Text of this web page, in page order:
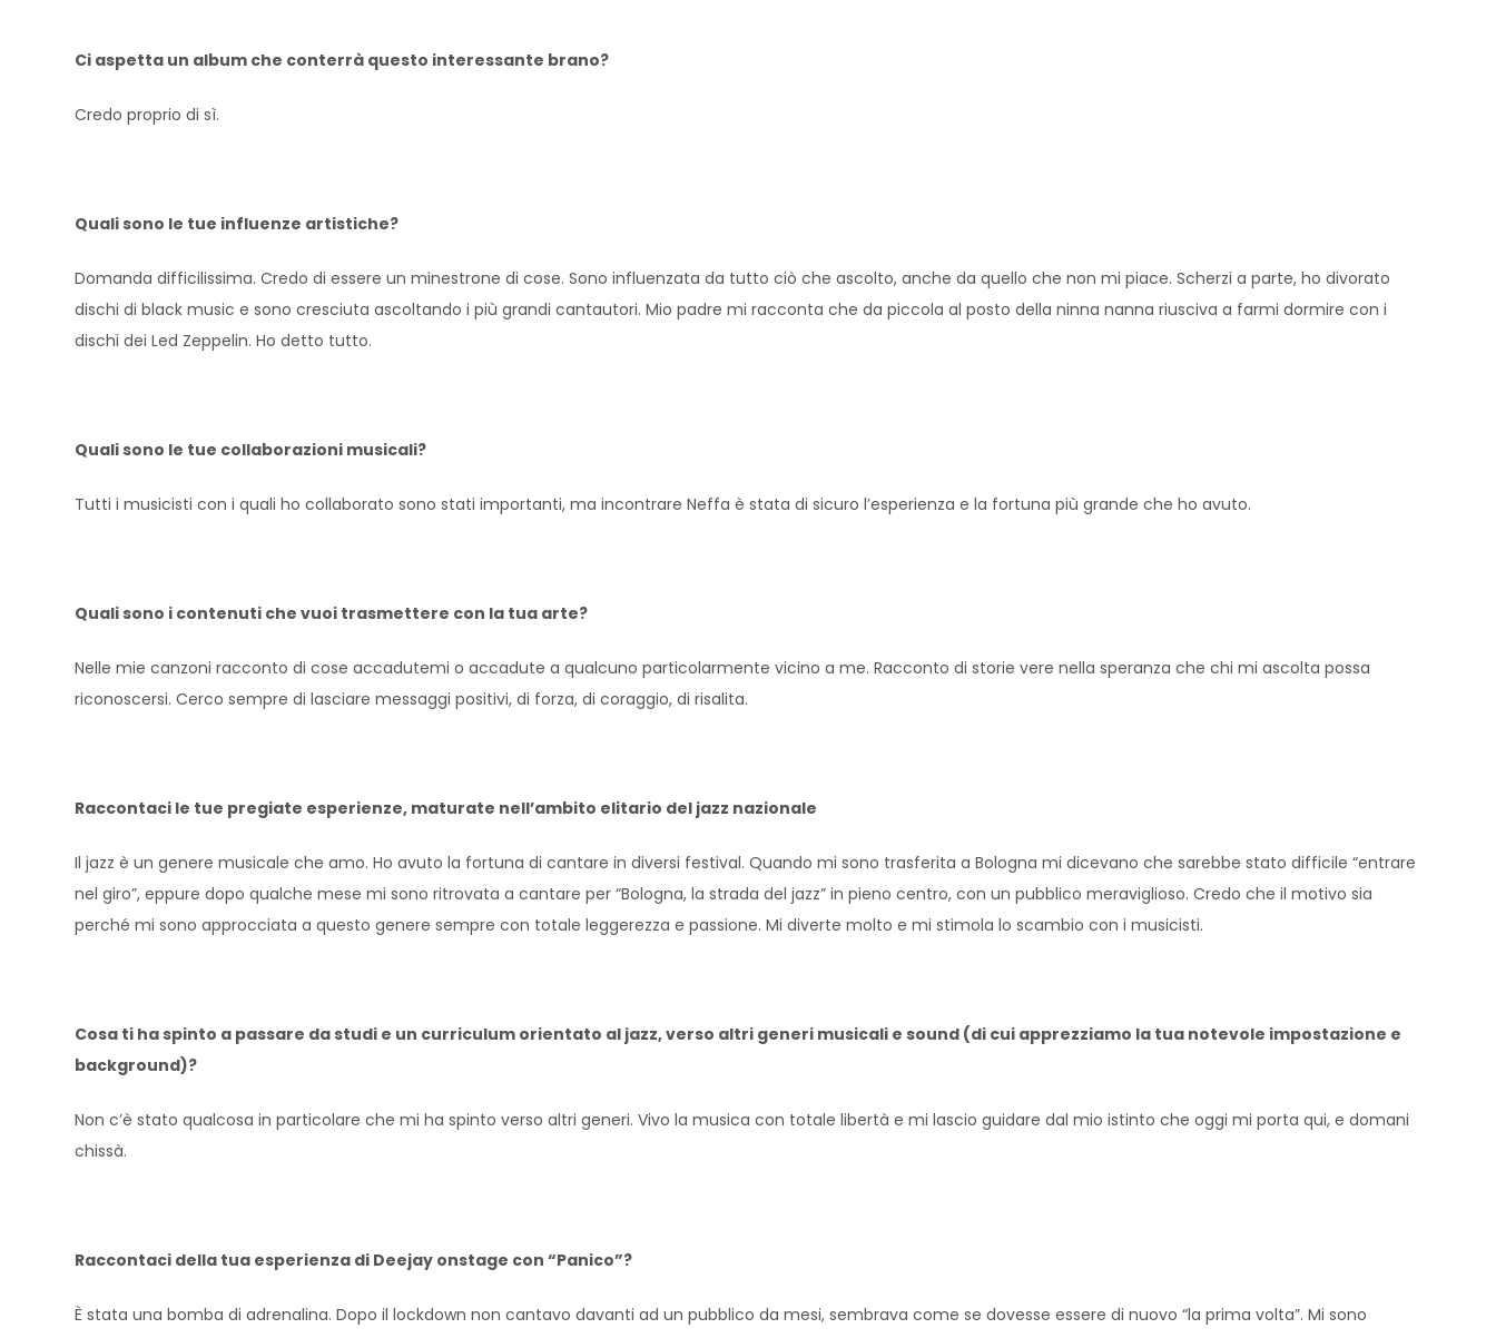
Ci aspetta un album che conterrà questo interessante brano?
Credo proprio di sì.
Quali sono le tue influenze artistiche?
Domanda difficilissima. Credo di essere un minestrone di cose. Sono influenzata da tutto ciò che ascolto, anche da quello che non mi piace. Scherzi a parte, ho divorato
dischi di black music e sono cresciuta ascoltando i più grandi cantautori. Mio padre mi racconta che da piccola al posto della ninna nanna riusciva a farmi dormire con i
dischi dei Led Zeppelin. Ho detto tutto.
Quali sono le tue collaborazioni musicali?
Tutti i musicisti con i quali ho collaborato sono stati importanti, ma incontrare Neffa è stata di sicuro l’esperienza e la fortuna più grande che ho avuto.
Quali sono i contenuti che vuoi trasmettere con la tua arte?
Nelle mie canzoni racconto di cose accadutemi o accadute a qualcuno particolarmente vicino a me. Racconto di storie vere nella speranza che chi mi ascolta possa
riconoscersi. Cerco sempre di lasciare messaggi positivi, di forza, di coraggio, di risalita.
Raccontaci le tue pregiate esperienze, maturate nell’ambito elitario del jazz nazionale
Il jazz è un genere musicale che amo. Ho avuto la fortuna di cantare in diversi festival. Quando mi sono trasferita a Bologna mi dicevano che sarebbe stato difficile “entrare
nel giro”, eppure dopo qualche mese mi sono ritrovata a cantare per “Bologna, la strada del jazz” in pieno centro, con un pubblico meraviglioso. Credo che il motivo sia
perché mi sono approcciata a questo genere sempre con totale leggerezza e passione. Mi diverte molto e mi stimola lo scambio con i musicisti.
Cosa ti ha spinto a passare da studi e un curriculum orientato al jazz, verso altri generi musicali e sound (di cui apprezziamo la tua notevole impostazione e
background)?
Non c’è stato qualcosa in particolare che mi ha spinto verso altri generi. Vivo la musica con totale libertà e mi lascio guidare dal mio istinto che oggi mi porta qui, e domani
chissà.
Raccontaci della tua esperienza di Deejay onstage con “Panico”?
È stata una bomba di adrenalina. Dopo il lockdown non cantavo davanti ad un pubblico da mesi, sembrava come se dovesse essere di nuovo “la prima volta”. Mi sono